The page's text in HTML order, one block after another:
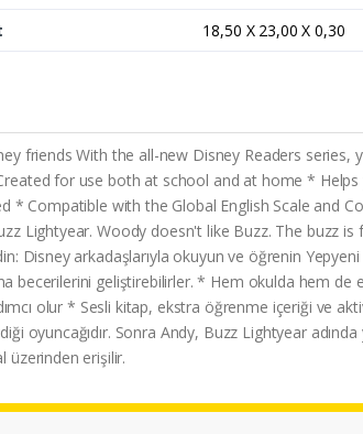
18,50 X 23,00 X 0,30
friends With the all-new Disney Readers
for use both at school and at home *
* Compatible with the Global English Scale and
Lightyear. Woody doesn't like Buzz. The buzz
Disney arkadaşlarıyla okuyun ve öğrenin
becerilerini geliştirebilirler. * Hem okulda hem
olur * Sesli kitap, ekstra öğrenme içeriği ve
Sonra Andy, Buzz Lightyear adında
üzerinden erişilir.